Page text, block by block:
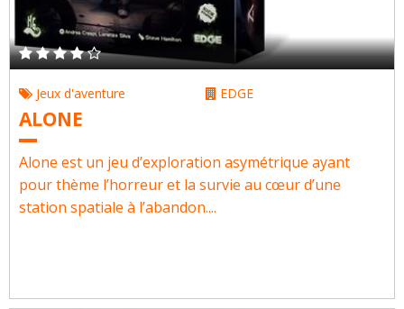
Jeux d'aventure EDGE
ALONE
Alone est un jeu d’exploration asymétrique ayant
pour thème l’horreur et la survie au cœur d’une
station spatiale à l’abandon....